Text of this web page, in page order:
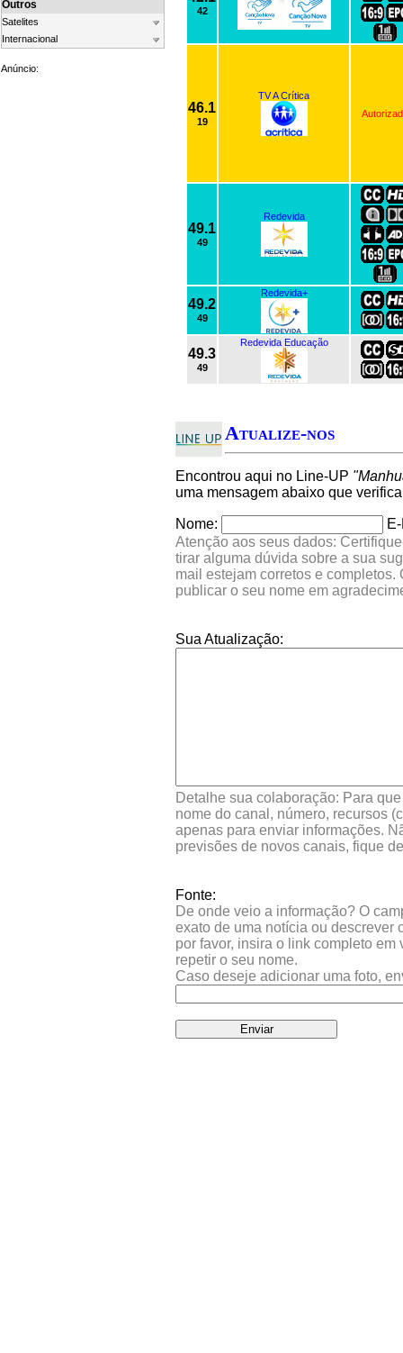
Outros
Satelites
Internacional
Anúncio:
42
46.1
19
TV A Crítica
49.1
49
Redevida
49.2
49
Redevida+
49.3
49
Redevida Educação
Atualize-nos
Encontrou aqui no Line-UP
uma mensagem abaixo que
Nome:
Atenção aos seus dados:
tirar alguma dúvida sobre a sua
mail estejam corretos e
publicar o seu nome em
Sua Atualização:
Detalhe sua colaboração: Para
nome do canal, número, recursos
apenas para enviar informações.
previsões de novos canais, fique
Fonte:
De onde veio a informação? O
exato de uma notícia ou descrever
por favor, insira o link completo
repetir o seu nome.
Caso deseje adicionar uma foto,